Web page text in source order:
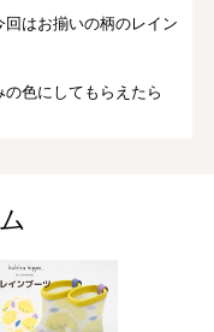
はお揃いの柄のレイン
色にしてもらえたら
し大きめですが、ポン